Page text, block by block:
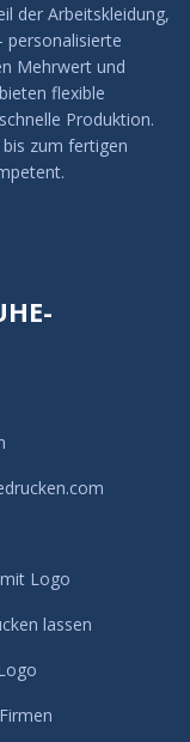
der Arbeitskleidung,
personalisierte
Mehrwert und
flexible
Produktion.
zum fertigen
Logo
lassen